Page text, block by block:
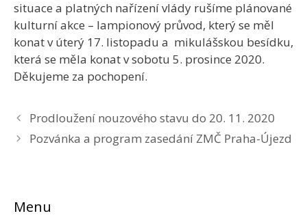
situace a platných nařízení vlády rušíme plánované
kulturní akce – lampionový průvod, který se měl
konat v úterý 17. listopadu a mikulášskou besídku,
která se měla konat v sobotu 5. prosince 2020.
Děkujeme za pochopení.
Prodloužení nouzového stavu do 20. 11. 2020
Pozvánka a program zasedání ZMČ Praha-Újezd
Menu